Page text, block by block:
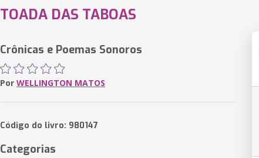
TOADA DAS TABOAS
Crônicas e Poemas Sonoros
Por WELLINGTON MATOS
Código do livro: 980147
Categorias